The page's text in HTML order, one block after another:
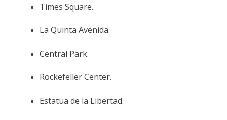
Times Square.
La Quinta Avenida.
Central Park.
Rockefeller Center.
Estatua de la Libertad.